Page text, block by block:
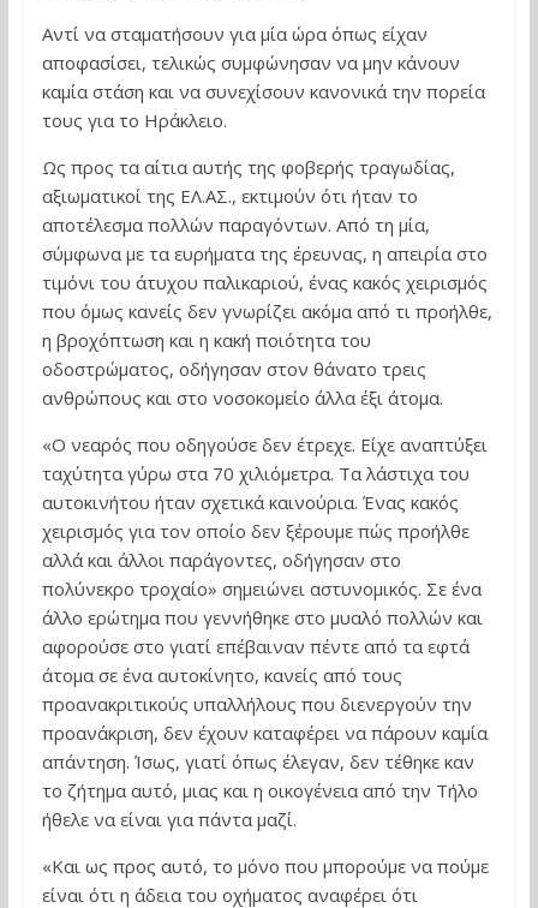
Αντί να σταματήσουν για μία ώρα όπως είχαν
αποφασίσει, τελικώς συμφώνησαν να μην κάνουν
καμία στάση και να συνεχίσουν κανονικά την πορεία
τους για το Ηράκλειο.
Ως προς τα αίτια αυτής της φοβερής τραγωδίας,
αξιωματικοί της ΕΛ.ΑΣ., εκτιμούν ότι ήταν το
αποτέλεσμα πολλών παραγόντων. Από τη μία,
σύμφωνα με τα ευρήματα της έρευνας, η απειρία στο
τιμόνι του άτυχου παλικαριού, ένας κακός χειρισμός
που όμως κανείς δεν γνωρίζει ακόμα από τι προήλθε,
η βροχόπτωση και η κακή ποιότητα του
οδοστρώματος, οδήγησαν στον θάνατο τρεις
ανθρώπους και στο νοσοκομείο άλλα έξι άτομα.
«Ο νεαρός που οδηγούσε δεν έτρεχε. Είχε αναπτύξει
ταχύτητα γύρω στα 70 χιλιόμετρα. Τα λάστιχα του
αυτοκινήτου ήταν σχετικά καινούρια. Ένας κακός
χειρισμός για τον οποίο δεν ξέρουμε πώς προήλθε
αλλά και άλλοι παράγοντες, οδήγησαν στο
πολύνεκρο τροχαίο» σημειώνει αστυνομικός. Σε ένα
άλλο ερώτημα που γεννήθηκε στο μυαλό πολλών και
αφορούσε στο γιατί επέβαιναν πέντε από τα εφτά
άτομα σε ένα αυτοκίνητο, κανείς από τους
προανακριτικούς υπαλλήλους που διενεργούν την
προανάκριση, δεν έχουν καταφέρει να πάρουν καμία
απάντηση. Ίσως, γιατί όπως έλεγαν, δεν τέθηκε καν
το ζήτημα αυτό, μιας και η οικογένεια από την Τήλο
ήθελε να είναι για πάντα μαζί.
«Και ως προς αυτό, το μόνο που μπορούμε να πούμε
είναι ότι η άδεια του οχήματος αναφέρει ότι